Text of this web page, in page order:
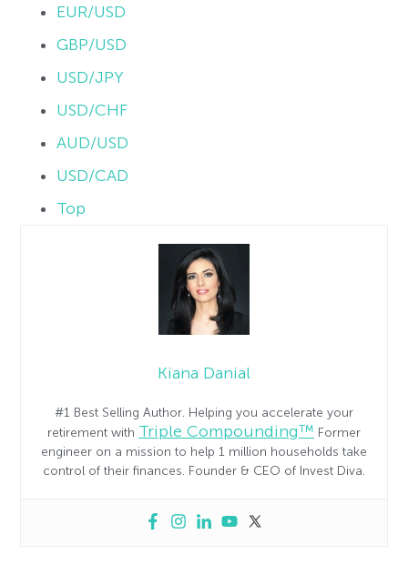
EUR/USD
GBP/USD
USD/JPY
USD/CHF
AUD/USD
USD/CAD
Top
Kiana Danial
#1 Best Selling Author. Helping you accelerate your
retirement with Triple Compounding™ Former
engineer on a mission to help 1 million households take
control of their finances. Founder & CEO of Invest Diva.